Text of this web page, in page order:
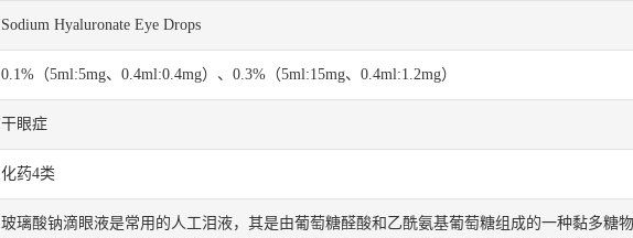
Sodium Hyaluronate Eye Drops
0.1%（5ml:5mg、0.4ml:0.4mg）、0.3%（5ml:15mg、0.4ml:1.2mg）
干眼症
化药4类
玻璃酸钠滴眼液是常用的人工泪液，其是由葡萄糖醛酸和乙酰氨基葡萄糖组成的一种黏多糖